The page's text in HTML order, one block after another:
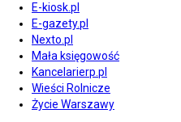
E-kiosk.pl
E-gazety.pl
Nexto.pl
Mała księgowość
Kancelarierp.pl
Wieści Rolnicze
Życie Warszawy